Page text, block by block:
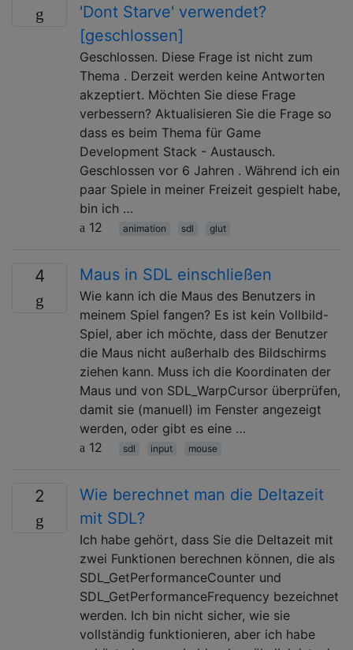
'Dont Starve' verwendet?
[geschlossen]
Geschlossen. Diese Frage ist nicht zum
Thema . Derzeit werden keine Antworten
akzeptiert. Möchten Sie diese Frage
verbessern? Aktualisieren Sie die Frage so
dass es beim Thema für Game
Development Stack - Austausch.
Geschlossen vor 6 Jahren . Während ich ein
paar Spiele in meiner Freizeit gespielt habe,
bin ich …
12
animation sdl glut
4 Maus in SDL einschließen
Wie kann ich die Maus des Benutzers in
meinem Spiel fangen? Es ist kein Vollbild-
Spiel, aber ich möchte, dass der Benutzer
die Maus nicht außerhalb des Bildschirms
ziehen kann. Muss ich die Koordinaten der
Maus und von SDL_WarpCursor überprüfen,
damit sie (manuell) im Fenster angezeigt
werden, oder gibt es eine …
12
sdl input mouse
2
Wie berechnet man die Deltazeit
mit SDL?
Ich habe gehört, dass Sie die Deltazeit mit
zwei Funktionen berechnen können, die als
SDL_GetPerformanceCounter und
SDL_GetPerformanceFrequency bezeichnet
werden. Ich bin nicht sicher, wie sie
vollständig funktionieren, aber ich habe